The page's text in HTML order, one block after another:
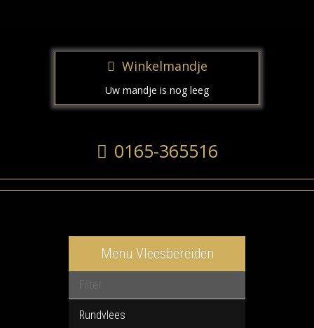
Winkelmandje
Uw mandje is nog leeg
0165-365516
Menu Vleesbereiden
Rundvlees